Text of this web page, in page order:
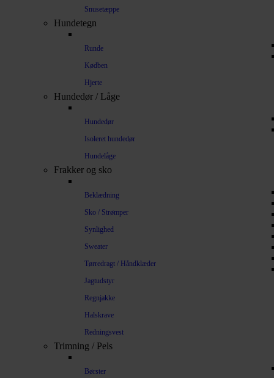
Snusetæppe
Hundetegn
Runde
Kødben
Hjerte
Hundedør / Låge
Hundedør
Isoleret hundedør
Hundelåge
Frakker og sko
Beklædning
Sko / Strømper
Synlighed
Sweater
Tørredragt / Håndklæder
Jagtudstyr
Regnjakke
Halskrave
Redningsvest
Trimning / Pels
Børster